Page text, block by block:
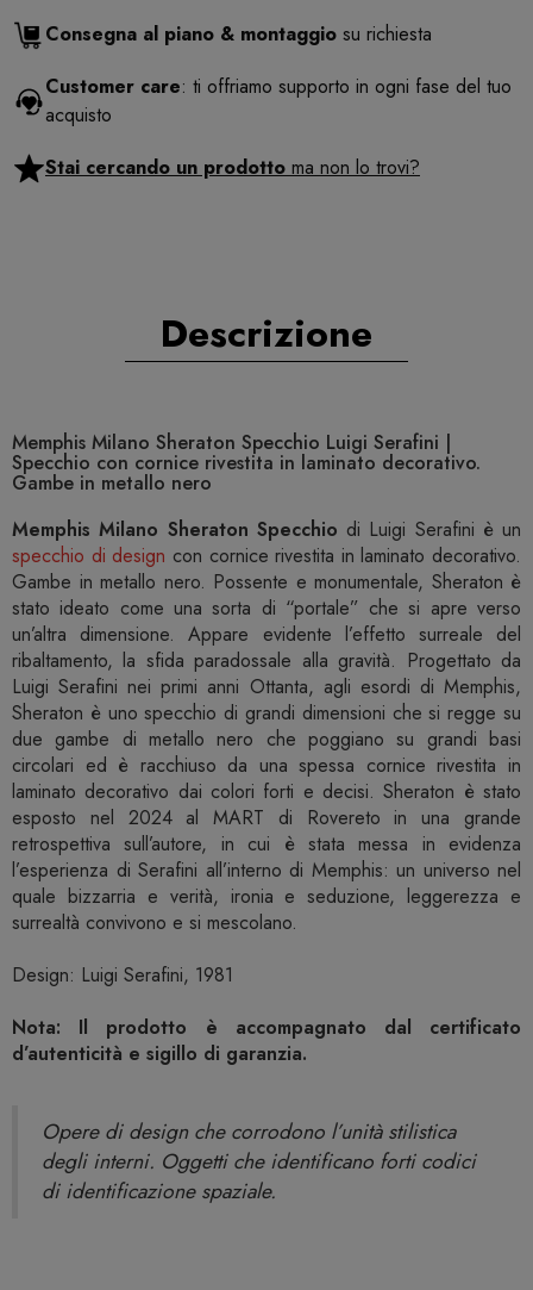
Consegna al piano & montaggio su richiesta
Customer care: ti offriamo supporto in ogni fase del tuo
acquisto
Stai cercando un prodotto ma non lo trovi?
Descrizione
Memphis Milano Sheraton Specchio Luigi Serafini |
Specchio con cornice rivestita in laminato decorativo.
Gambe in metallo nero
Memphis Milano Sheraton Specchio di Luigi Serafini è un
specchio di design con cornice rivestita in laminato decorativo.
Gambe in metallo nero. Possente e monumentale, Sheraton è
stato ideato come una sorta di “portale” che si apre verso
un’altra dimensione. Appare evidente l’effetto surreale del
ribaltamento, la sfida paradossale alla gravità. Progettato da
Luigi Serafini nei primi anni Ottanta, agli esordi di Memphis,
Sheraton è uno specchio di grandi dimensioni che si regge su
due gambe di metallo nero che poggiano su grandi basi
circolari ed è racchiuso da una spessa cornice rivestita in
laminato decorativo dai colori forti e decisi. Sheraton è stato
esposto nel 2024 al MART di Rovereto in una grande
retrospettiva sull’autore, in cui è stata messa in evidenza
l’esperienza di Serafini all’interno di Memphis: un universo nel
quale bizzarria e verità, ironia e seduzione, leggerezza e
surrealtà convivono e si mescolano.
Design: Luigi Serafini, 1981
Nota: Il prodotto è accompagnato dal certificato
d’autenticità e sigillo di garanzia.
Opere di design che corrodono l’unità stilistica
degli interni. Oggetti che identificano forti codici
di identificazione spaziale.